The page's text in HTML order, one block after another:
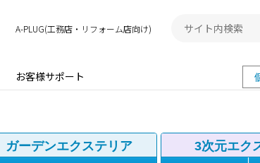
お客様サポート
A-PLUG(工務店・リフォーム店向け)
ガーデンエクステリア 3次元エク